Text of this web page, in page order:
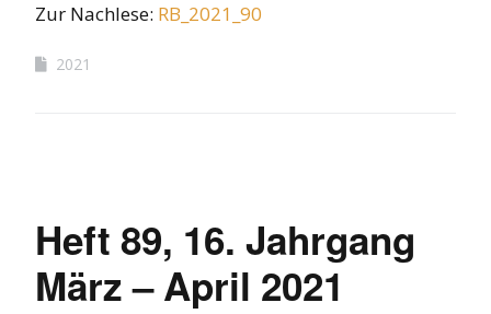
Zur Nachlese: RB _2021_90
2021
Heft 89, 16. Jahrgang
März – April 2021